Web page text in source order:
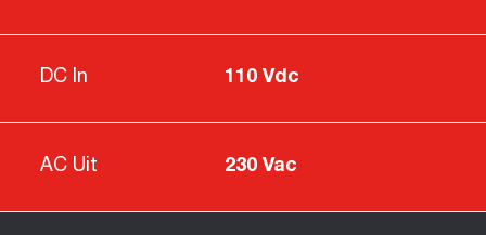
DC In 110 Vdc
AC Uit 230 Vac